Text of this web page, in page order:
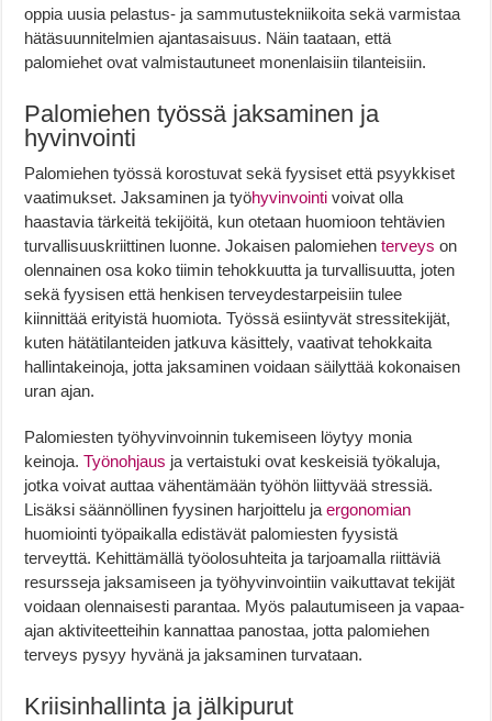
oppia uusia pelastus- ja sammutustekniikoita sekä varmistaa
hätäsuunnitelmien ajantasaisuus. Näin taataan, että
palomiehet ovat valmistautuneet monenlaisiin tilanteisiin.
Palomiehen työssä jaksaminen ja
hyvinvointi
Palomiehen työssä korostuvat sekä fyysiset että psyykkiset
vaatimukset. Jaksaminen ja työhyvinvointi voivat olla
haastavia tärkeitä tekijöitä, kun otetaan huomioon tehtävien
turvallisuuskriittinen luonne. Jokaisen palomiehenterveys on
olennainen osa koko tiimin tehokkuutta ja turvallisuutta, joten
sekä fyysisen että henkisen terveydestarpeisiin tulee
kiinnittää erityistä huomiota. Työssä esiintyvät stressitekijät,
kuten hätätilanteiden jatkuva käsittely, vaativat tehokkaita
hallintakeinoja, jotta jaksaminen voidaan säilyttää kokonaisen
uran ajan.
Palomiesten työhyvinvoinnin tukemiseen löytyy monia
keinoja.Työnohjaus ja vertaistuki ovat keskeisiä työkaluja,
jotka voivat auttaa vähentämään työhön liittyvää stressiä.
Lisäksi säännöllinen fyysinen harjoittelu jaergonomian
huomiointi työpaikalla edistävät palomiesten fyysistä
terveyttä. Kehittämällä työolosuhteita ja tarjoamalla riittäviä
resursseja jaksamiseen ja työhyvinvointiin vaikuttavat tekijät
voidaan olennaisesti parantaa. Myös palautumiseen ja vapaa-
ajan aktiviteetteihin kannattaa panostaa, jotta palomiehen
terveys pysyy hyvänä ja jaksaminen turvataan.
Kriisinhallinta ja jälkipurut